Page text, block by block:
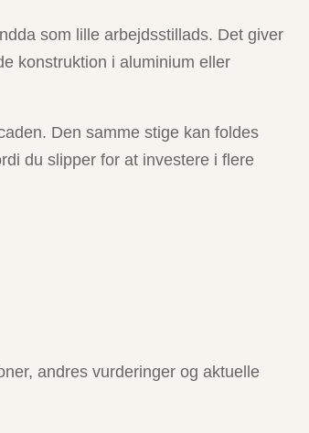
som lille arbejdsstillads. Det giver
konstruktion i aluminium eller
Den samme stige kan foldes
du slipper for at investere i flere
andres vurderinger og aktuelle